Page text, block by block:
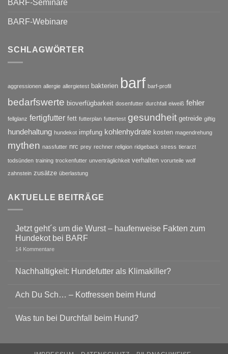
BARF-Seminare
BARF-Webinare
SCHLAGWÖRTER
aggressionen allergie allergietest bakterien barf barf-profil
bedarfswerte bioverfügbarkeit dosenfutter durchfall eiweiß fehler
fellglanz fertigfutter fett futterplan futtertest gesundheit getreide giftig
hundehaltung hundekot impfung kohlenhydrate kosten magendrehung
mythen nassfutter nrc prey rechner religion ridgeback stress tierarzt
todsünden training trockenfutter unverträglichkeit verhalten vorurteile wolf
zahnstein zusätze überlastung
AKTUELLE BEITRÄGE
Jetzt geht´s um die Wurst – haufenweise Fakten zum
Hundekot bei BARF
14 Kommentarezu
´s
um
–
zum
Hundekot
Nachhaltigkeit: Hundefutter als Klimakiller?
zu
als
Klimakiller?
Ach Du Sch… – Kotfressen beim Hund
zu
–
Kotfressen
Was tun bei Durchfall beim Hund?